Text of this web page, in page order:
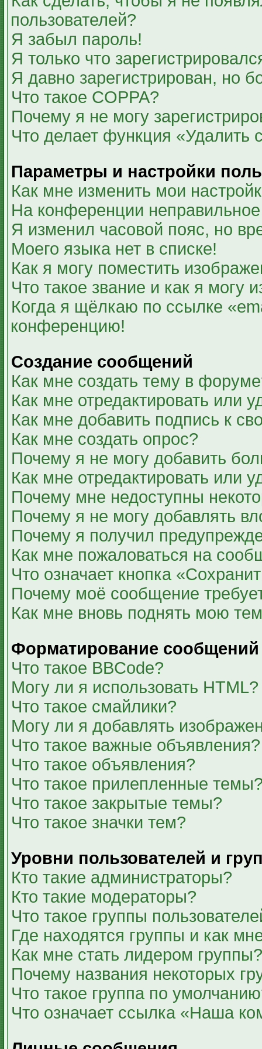
пользователей?
Я забыл пароль!
Я только что
Я давно зарегистрирован, но
Что такое COPPA?
Почему я не могу
Что делает функция «Удалить
Параметры и настройки
Как мне изменить мои
На конференции
Я изменил часовой пояс, но
Моего языка нет в списке!
Как я могу поместить
Что такое звание и как я могу
Когда я щёлкаю по ссылке
конференцию!
Создание сообщений
Как мне создать тему в
Как мне отредактировать или
Как мне добавить подпись к
Как мне создать опрос?
Почему я не могу добавить
Как мне отредактировать или
Почему мне недоступны
Почему я не могу добавлять
Почему я получил
Как мне пожаловаться на
Что означает кнопка
Почему моё сообщение
Как мне вновь поднять мою
Форматирование
Что такое BBCode?
Могу ли я использовать HTML?
Что такое смайлики?
Могу ли я добавлять
Что такое важные объявления?
Что такое объявления?
Что такое прилепленные
Что такое закрытые темы?
Что такое значки тем?
Уровни пользователей и
Кто такие администраторы?
Кто такие модераторы?
Что такое группы
Где находятся группы и как
Как мне стать лидером группы?
Почему названия некоторых
Что такое группа по
Что означает ссылка «Наша